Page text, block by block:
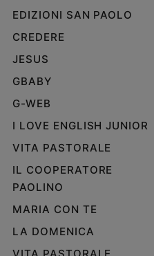
EDIZIONI SAN PAOLO
CREDERE
JESUS
GBABY
G-WEB
I LOVE ENGLISH JUNIOR
VITA PASTORALE
IL COOPERATORE
PAOLINO
MARIA CON TE
LA DOMENICA
VITA PASTORALE